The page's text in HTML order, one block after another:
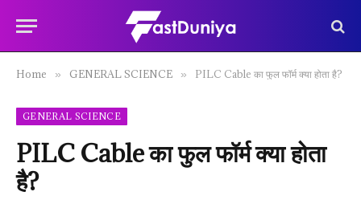
Home » GENERAL SCIENCE » PILC Cable का फुल फॉर्म क्या होता है?
GENERAL SCIENCE
PILC Cable का फुल फॉर्म क्या होता
है?